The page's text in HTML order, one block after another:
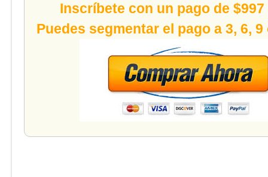
Inscríbete con un pago de
Puedes segmentar el pago a 3, 6, 9